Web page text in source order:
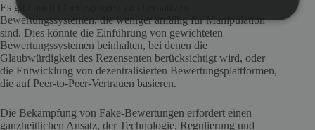
Es gibt auch Überlegungen zu alternativen
Bewertungssystemen, die weniger anfällig für Manipulation
sind. Dies könnte die Einführung von gewichteten
Bewertungssystemen beinhalten, bei denen die
Glaubwürdigkeit des Rezensenten berücksichtigt wird, oder
die Entwicklung von dezentralisierten Bewertungsplattformen,
die auf Peer-to-Peer-Vertrauen basieren.
Die Bekämpfung von Fake-Bewertungen erfordert einen
ganzheitlichen Ansatz, der Technologie, Regulierung und